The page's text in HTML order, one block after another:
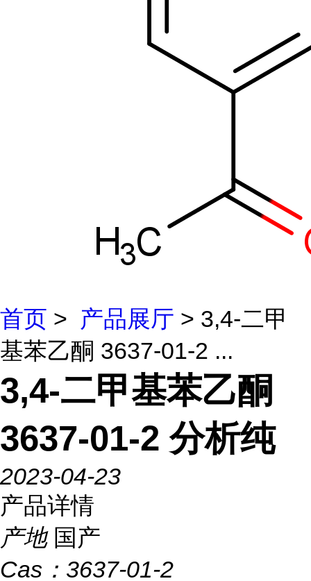
首页 > 产品展厅 > 3,4-二甲
基苯乙酮 3637-01-2 ...
3,4-二甲基苯乙酮
3637-01-2 分析纯
2023-04-23
产品详情
产地 国产
Cas： 3637-01-2